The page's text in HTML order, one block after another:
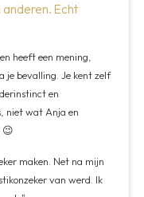
anderen. Echt
heeft een mening,
je bevalling. Je kent zelf
en
niet wat Anja en
😉
maken. Net na mijn
van werd. Ik